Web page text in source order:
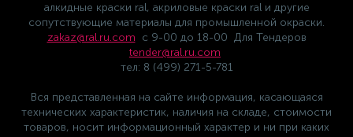
алкидные краски ral, акриловые краски ral и другие
сопутствующие материалы для промышленной окраски.
zakaz@ral.ru.com с 9-00 до 18-00 Для Тендеров
tender@ral.ru.com
тел: 8 (499) 271-5-781
Вся представленная на сайте информация, касающаяся
технических характеристик, наличия на складе, стоимости
товаров, носит информационный характер и ни при каких